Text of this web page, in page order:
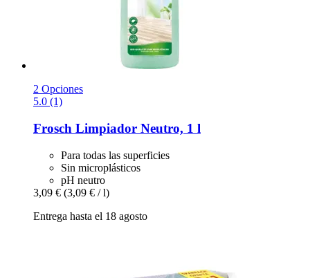
2 Opciones
5.0 (1)
Frosch Limpiador Neutro, 1 l
Para todas las superficies
Sin microplásticos
pH neutro
3,09 € (3,09 € / l)
Entrega hasta el 18 agosto